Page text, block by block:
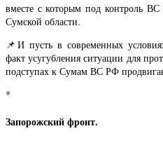
вместе с которым под контроль
Сумской области.
📌И пусть в современных
факт усугубления ситуации для
подступах к Сумам ВС РФ
*
Запорожский фронт.